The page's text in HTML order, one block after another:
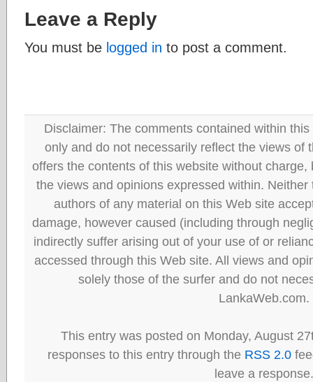
Leave a Reply
You must be logged in to post a comment.
Disclaimer: The comments contained within
only and do not necessarily reflect the views of
offers the contents of this website without
the views and opinions expressed within.
authors of any material on this Web site
damage, however caused (including through
indirectly suffer arising out of your use of or
accessed through this Web site. All views and
solely those of the surfer and do not
LankaWeb.com.
This entry was posted on Monday, August
responses to this entry through the RSS 2.0
leave a response.